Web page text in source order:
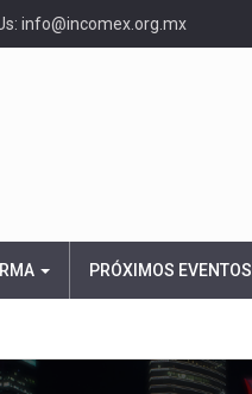
info@incomex.org.mx
PRÓXIMOS EVENTOS